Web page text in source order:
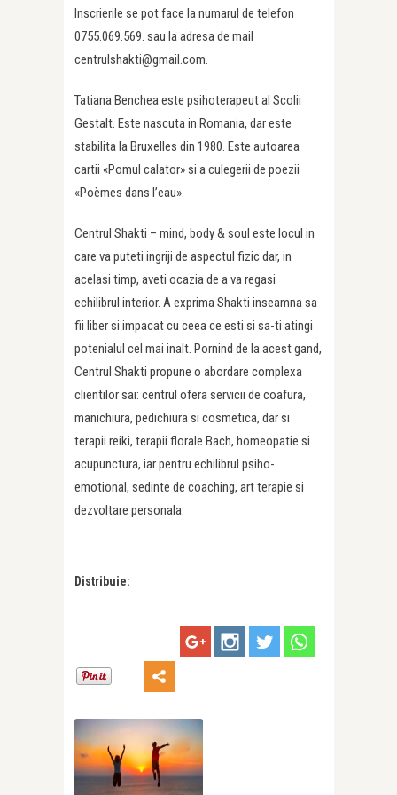
Inscrierile se pot face la numarul de telefon
0755.069.569. sau la adresa de mail
centrulshakti@gmail.com.
Tatiana Benchea este psihoterapeut al Scolii
Gestalt. Este nascuta in Romania, dar este
stabilita la Bruxelles din 1980. Este autoarea
cartii «Pomul calator» si a culegerii de poezii
«Poèmes dans l’eau».
Centrul Shakti – mind, body & soul este locul in
care va puteti ingriji de aspectul fizic dar, in
acelasi timp, aveti ocazia de a va regasi
echilibrul interior. A exprima Shakti inseamna sa
fii liber si impacat cu ceea ce esti si sa-ti atingi
potenialul cel mai inalt. Pornind de la acest gand,
Centrul Shakti propune o abordare complexa
clientilor sai: centrul ofera servicii de coafura,
manichiura, pedichiura si cosmetica, dar si
terapii reiki, terapii florale Bach, homeopatie si
acupunctura, iar pentru echilibrul psiho-
emotional, sedinte de coaching, art terapie si
dezvoltare personala.
Distribuie: